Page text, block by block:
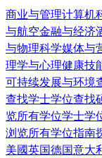
商业与管理计算机
与航空金融与经济
与物理科学媒体与
理学与心理健康技
可持续发展与环境
查找学士学位查找
览所有学位学士学
浏览所有学位指南
美國英国德国意大